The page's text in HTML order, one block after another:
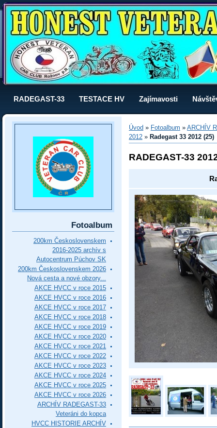
RADEGAST-33 TESTACE HV Zajímavosti
Úvod » Fotoalbum » ARCHÍV
2012 » Radegast 33 2012 (25)
RADEGAST-33
Fotoalbum
200km Československem
2016-2025 archív s
Autocentrum Púchov SK
200km Československem 2026
Nová cesta a nové obzory...
AKCE HVCC v roce 2015
AKCE HVCC v roce 2016
AKCE HVCC v roce 2017
AKCE HVCC v roce 2018
AKCE HVCC v roce 2019
AKCE HVCC v roce 2020
AKCE HVCC v roce 2021
AKCE HVCC v roce 2022
AKCE HVCC v roce 2023
AKCE HVCC v roce 2024
AKCE HVCC v roce 2025
AKCE HVCC v roce 2026
ARCHÍV RADEGAST-33
Veteráni do kopca
HVCC HISTORIE ARCHÍV